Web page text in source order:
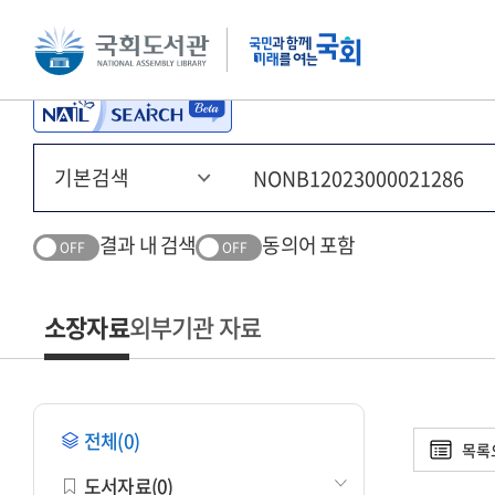
본문 바로가기 주메뉴 바로가기
OFF 결과 내 검색 OFF 동의어 포함
소장자료외부기관 자료
전체(0)
도서자료(0)
목록